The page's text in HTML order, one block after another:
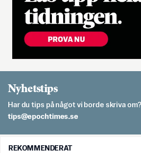
Nyhetstips
Har du tips på något vi borde skriva om?
es.semithcope@spit
REKOMMENDERAT